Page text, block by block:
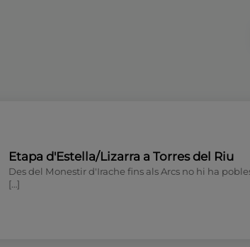
Etapa d'Estella/Lizarra a Torres del Riu
Des del Monestir d'Irache fins als Arcs no hi ha
[…]